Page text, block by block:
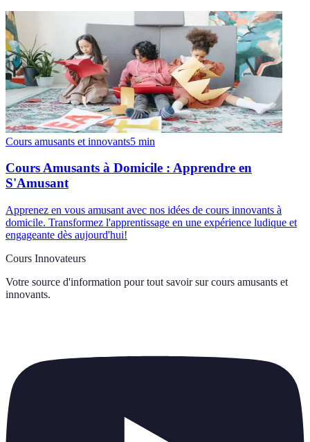
Cours amusants et innovants5 min
Cours Amusants à Domicile : Apprendre en
S'Amusant
Apprenez en vous amusant avec nos idées de cours innovants à
domicile. Transformez l'apprentissage en une expérience ludique et
engageante dès aujourd'hui!
Cours Innovateurs
Votre source d'information pour tout savoir sur cours amusants et
innovants.